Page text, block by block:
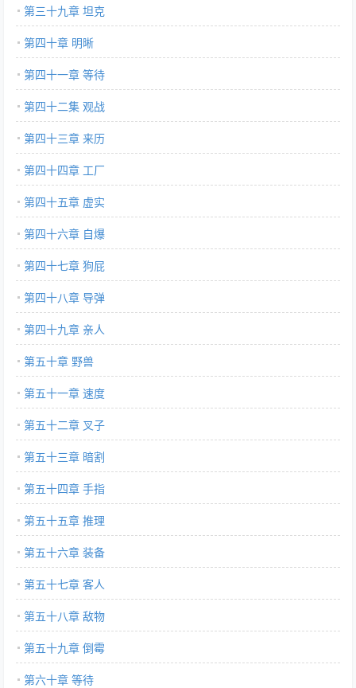
第三十九章 坦克
第四十章 明晰
第四十一章 等待
第四十二集 观战
第四十三章 来历
第四十四章 工厂
第四十五章 虚实
第四十六章 自爆
第四十七章 狗屁
第四十八章 导弹
第四十九章 亲人
第五十章 野兽
第五十一章 速度
第五十二章 叉子
第五十三章 暗割
第五十四章 手指
第五十五章 推理
第五十六章 装备
第五十七章 客人
第五十八章 敌物
第五十九章 倒霉
第六十章 等待